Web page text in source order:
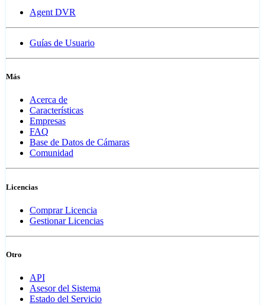
Agent DVR
Guías de Usuario
Más
Acerca de
Características
Empresas
FAQ
Base de Datos de Cámaras
Comunidad
Licencias
Comprar Licencia
Gestionar Licencias
Otro
API
Asesor del Sistema
Estado del Servicio